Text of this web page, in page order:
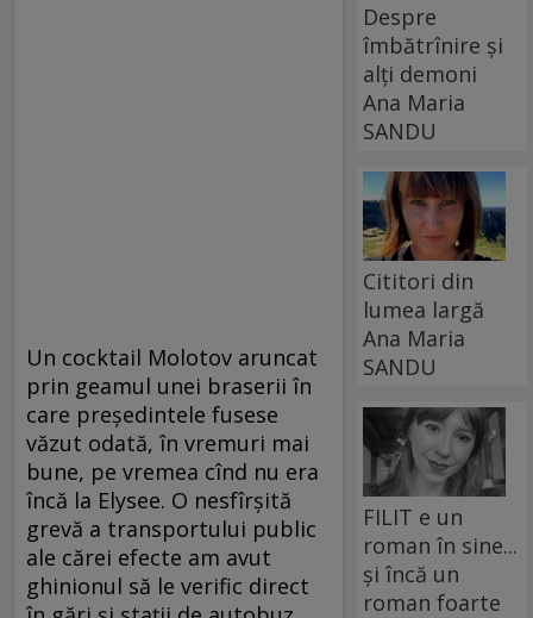
Un cocktail Molotov aruncat
prin geamul unei braserii în
care președintele fusese
văzut odată, în vremuri mai
bune, pe vremea cînd nu era
încă la Elysee. O nesfîrșită
grevă a transportului public
ale cărei efecte am avut
ghinionul să le verific direct
Despre
îmbătrînire și
alți demoni
Ana Maria
SANDU
Cititori din
lumea largă
Ana Maria
SANDU
FILIT e un
roman în sine...
și încă un
roman foarte